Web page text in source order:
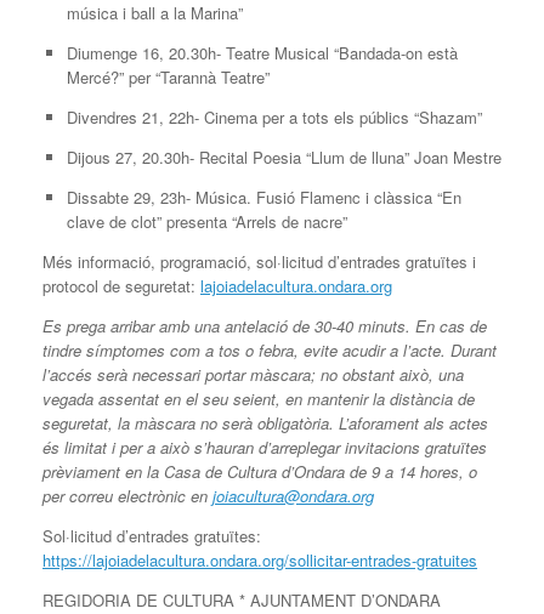
música i ball a la Marina”
Diumenge 16, 20.30h- Teatre Musical “Bandada-on està
Mercé?” per “Tarannà Teatre”
Divendres 21, 22h- Cinema per a tots els públics “Shazam”
Dijous 27, 20.30h- Recital Poesia “Llum de lluna” Joan Mestre
Dissabte 29, 23h- Música. Fusió Flamenc i clàssica “En
clave de clot” presenta “Arrels de nacre”
Més informació, programació, sol·licitud d’entrades gratuïtes i
protocol de seguretat: lajoiadelacultura.ondara.org
Es prega arribar amb una antelació de 30-40 minuts. En cas de
tindre símptomes com a tos o febra, evite acudir a l’acte. Durant
l’accés serà necessari portar màscara; no obstant això, una
vegada assentat en el seu seient, en mantenir la distància de
seguretat, la màscara no serà obligatòria. L’aforament als actes
és limitat i per a això s’hauran d’arreplegar invitacions gratuïtes
prèviament en la Casa de Cultura d’Ondara de 9 a 14 hores, o
per correu electrònic en joiacultura@ondara.org
Sol·licitud d’entrades gratuïtes:
https://lajoiadelacultura.ondara.org/sollicitar-entrades-gratuites
REGIDORIA DE CULTURA * AJUNTAMENT D’ONDARA